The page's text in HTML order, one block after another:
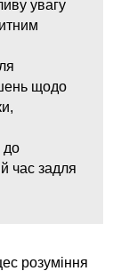
увагу
щодо
до
час задля
розуміння